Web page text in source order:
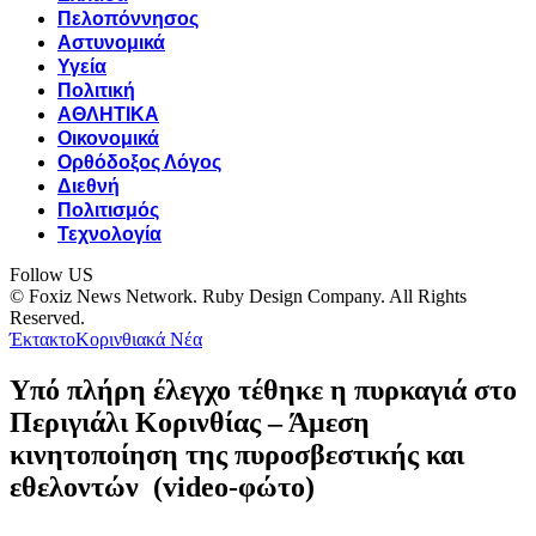
Πελοπόννησος
Αστυνομικά
Υγεία
Πολιτική
ΑΘΛΗΤΙΚΑ
Οικονομικά
Ορθόδοξος Λόγος
Διεθνή
Πολιτισμός
Τεχνολογία
Follow US
© Foxiz News Network. Ruby Design Company. All Rights
Reserved.
ΈκτακτοΚορινθιακά Νέα
Υπό πλήρη έλεγχο τέθηκε η πυρκαγιά στο
Περιγιάλι Κορινθίας – Άμεση
κινητοποίηση της πυροσβεστικής και
εθελοντών (video-φώτο)